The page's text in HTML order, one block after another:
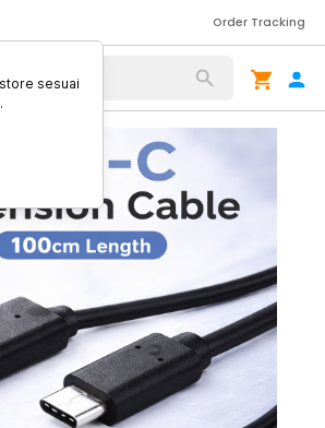
Order Tracking
sesuai